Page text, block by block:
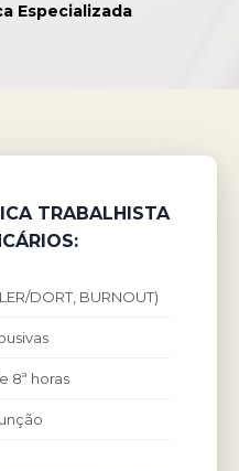
Especializada
TRABALHISTA
DORT, BURNOUT)
8ª horas